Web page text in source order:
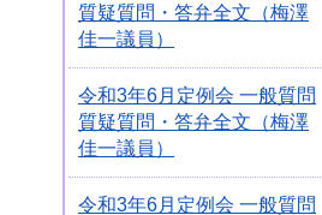
質疑質問・答弁全文（梅澤
佳一議員）
令和3年6月定例会 一般質問
質疑質問・答弁全文（梅澤
佳一議員）
令和3年6月定例会 一般質問